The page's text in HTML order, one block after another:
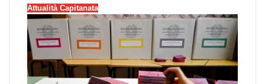
Attualità Capitanata